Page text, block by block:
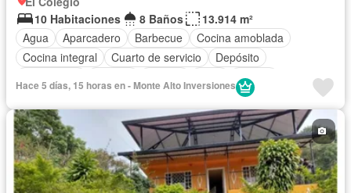
10 Habitaciones
8 Baños
13.914 m²
Agua
Aparcadero Barbecue
Cocina amoblada
Cocina integral
Cuarto de servicio
Depósito
Piscina
Vista panorámica
Hace 5 días, 15 horas en - Monte Alto Inversiones